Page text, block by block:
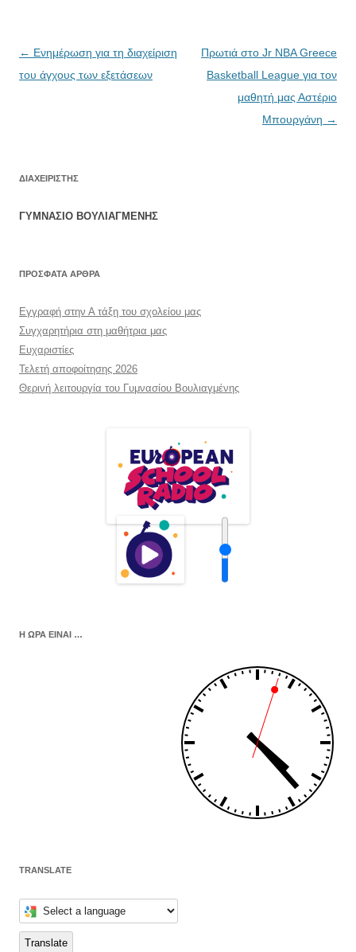
Πλοήγηση
άρθρων
← Ενημέρωση για τη διαχείριση
του άγχους των εξετάσεων
Πρωτιά στο Jr NBA Greece
Basketball League για τον
μαθητή μας Αστέριο
Μπουργάνη →
ΔΙΑΧΕΙΡΙΣΤΉΣ
ΓΥΜΝΑΣΙΟ ΒΟΥΛΙΑΓΜΕΝΗΣ
ΠΡΌΣΦΑΤΑ ΆΡΘΡΑ
Εγγραφή στην Α τάξη του σχολείου μας
Συγχαρητήρια στη μαθήτρια μας
Ευχαριστίες
Τελετή αποφοίτησης 2026
Θερινή λειτουργία του Γυμνασίου Βουλιαγμένης
Η ΩΡΑ ΕΙΝΑΙ …
TRANSLATE
Select
language
to
translate
Translate